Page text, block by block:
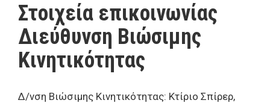
Στοιχεία επικοινωνίας
Διεύθυνση Βιώσιμης
Κινητικότητας
Δ/νση Βιώσιμης Κινητικότητας: Κτίριο Σπίρερ,